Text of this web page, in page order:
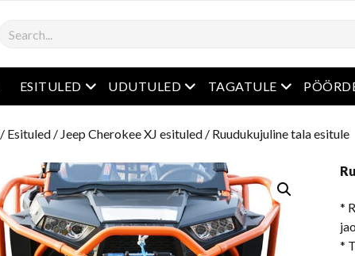
Otsima
ESITULED avatud menüü
UDUTULED avatud menüü
TAGATULE avatud
/ Esituled / Jeep Cherokee XJ esituled / Ruudukujuline tala esitule
*
*